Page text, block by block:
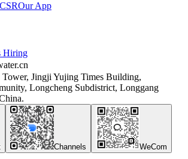
CSROur App
Hiring
Tower, Jingji Yujing Times Building,
Longcheng Subdistrict, Longgang
Channels WeCom